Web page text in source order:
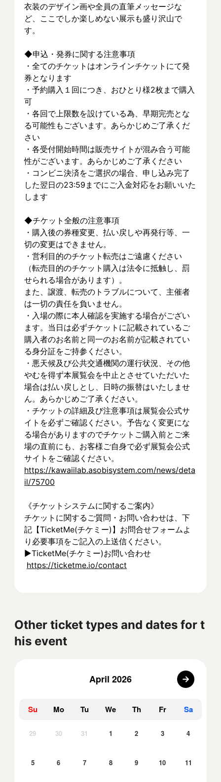
衣装のデザイン画や全員の直筆メッセージな
ど、ここでしか楽しめない展示も盛り沢山で
す。
◆申込・発券に関する注意事項
・全てのチケットはオンラインチケットにて発
券となります
・予約購入１回につき、おひとり様2枚まで購入
可
・各回で上限数を設けている為、早期完売とな
る可能性もございます。あらかじめご了承くだ
さい
・各受付開始時間は販売サイトが混み合う可能
性がございます。あらかじめご了承ください
・コンビニ決済をご選択の場合、申し込み完了
した翌日の23:59までにご入金対応をお願いいた
します
◆チケット全般の注意事項
・購入後の券種変更、払い戻しや再発行等、一
切の変更はできません。
・営利目的のチケット転売はご遠慮ください
（転売目的のチケット購入は法令に抵触し、罰
せられる場合があります）。
また、譲渡、転売のトラブルについて、主催者
は一切の責任を負いません。
・入場の際に本人確認を実施する場合がござい
ます。当日は必ずチケットに記載されているご
購入者のお名前と同一のお名前が記載されてい
る身分証をご持参ください。
・悪天候及び公共交通機関の運行状況、その他
やむを得ず本展覧会を中止とさせていただいた
場合は払い戻しとし、日時の振替はいたしませ
ん。あらかじめご了承ください。
・チケットの詳細及び注意事項は展覧会公式サ
イトを必ずご確認ください。予告なく変更にな
る場合がありますのでチケットご購入前とご来
場の直前にも、お客様ご自身で必ず展覧会公式
サイトをご確認ください。
https://kawaiilab.asobisystem.com/news/deta
il/75700
《チケットシステムに関するご案内》
チケットに関するご質問・お問い合わせは、下
記【TicketMe(チケミー)】お問合せフォームよ
り必要事項をご記入の上送信ください。
▶︎TicketMe(チケミー)お問い合わせ
https://ticketme.io/contact
Other ticket types and dates for t
his event
April 2026
Su Mo Tu We Th Fr Sa
29 30 31 1 2 3 4
5 6 7 8 9 10 11